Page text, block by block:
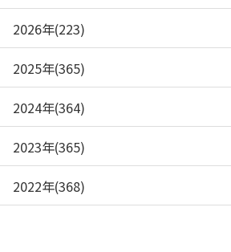
2026年(223)
2025年(365)
2024年(364)
2023年(365)
2022年(368)